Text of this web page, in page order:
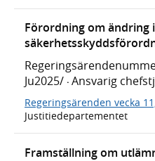
Förordning om ändring i
Ju2025/ · Ansvarig
Regeringsärenden vecka
Justitiedepartementet
Framställning om